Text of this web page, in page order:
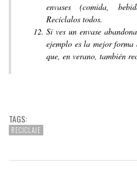
envases (comida,
Recíclalos todos.
Si ves un envase
ejemplo es la mejor
que, en verano, también
TAGS:
RECICLAJE